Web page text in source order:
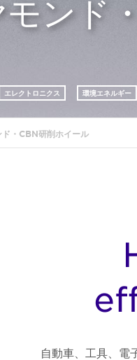
モンド
エレクトロニクス 環境エネルギー
ド・CBN研削ホイール
自動車、工具、電